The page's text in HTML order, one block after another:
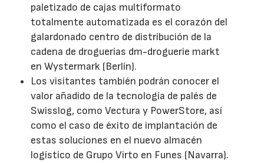
paletizado de cajas multiformato
totalmente automatizada es el corazón del
galardonado centro de distribución de la
cadena de droguerías dm-droguerie markt
en Wystermark (Berlín).
Los visitantes también podrán conocer el
valor añadido de la tecnología de palés de
Swisslog, como Vectura y PowerStore, así
como el caso de éxito de implantación de
estas soluciones en el nuevo almacén
logístico de Grupo Virto en Funes (Navarra).